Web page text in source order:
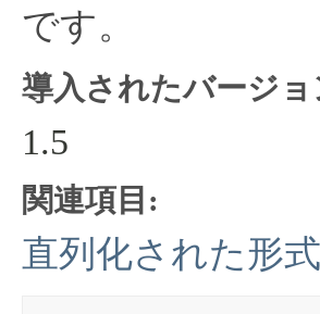
です。
導入されたバージョ
1.5
関連項目:
直列化された形式